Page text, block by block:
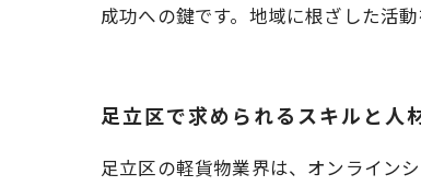
成功への鍵です。地域に根ざした活
足立区で求められるスキルと人
足立区の軽貨物業界は、オンライン